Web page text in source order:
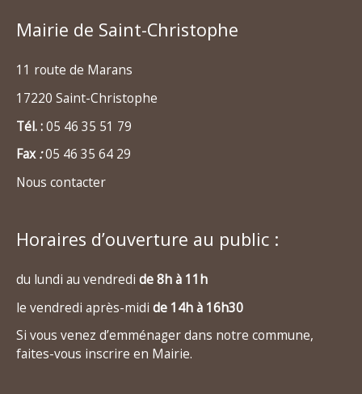
Mairie de Saint-Christophe
11 route de Marans
17220 Saint-Christophe
Tél. :05 46 35 51 79
Fax:05 46 35 64 29
Nous contacter
Horaires d’ouverture au public :
du lundi au vendredi de 8h à 11h
le vendredi après-midi de 14h à 16h30
Si vous venez d’emménager dans notre commune,
faites-vous inscrire en Mairie.